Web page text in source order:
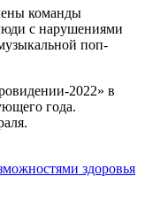
команды
с нарушениями
поп-
2022» в
года.
здоровья